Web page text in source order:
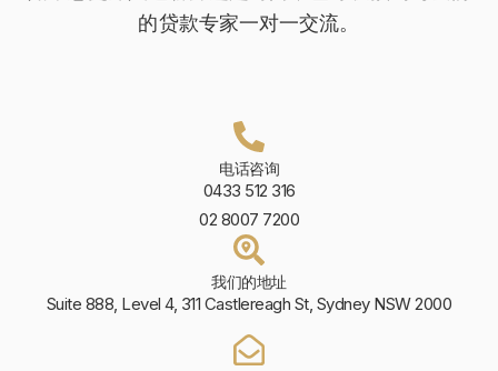
的贷款专家一对一交流。
电话咨询
0433 512 316
02 8007 7200
我们的地址
Suite 888, Level 4, 311 Castlereagh St, Sydney NSW 2000